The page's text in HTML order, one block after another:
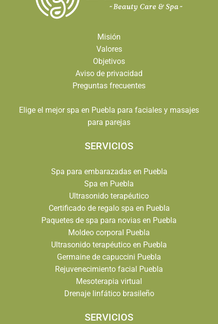
Misión
Valores
Objetivos
Aviso de privacidad
Preguntas frecuentes
Elige el mejor spa en Puebla para faciales y masajes
para parejas
SERVICIOS
Spa para embarazadas en Puebla
Spa en Puebla
Ultrasonido terapéutico
Certificado de regalo spa en Puebla
Paquetes de spa para novias en Puebla
Moldeo corporal Puebla
Ultrasonido terapéutico en Puebla
Germaine de capuccini Puebla
Rejuvenecimiento facial Puebla
Mesoterapia virtual
Drenaje linfático brasileño
SERVICIOS